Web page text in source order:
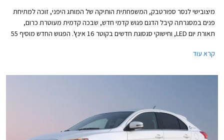
מיצובישי לנסר ספורטבק, המשפחתית הותיקה של המותג היפני, זוכה למתיחת
פנים במסגרתה קיבל הדגם פגוש קדמי חדש, שבכה קדמית מעוטרת כרום,
תאורת יום LED, וחישוקי סגסוגת חדשים בקוטר 16 אינץ'. הפגוש החדש מוסיף 55
תא הנוסעים לוטש וזכה לתא אחסון חדש בדשבורד וריפודי בד חדשים. יחידת
המשודך לתיבת הילוכים רציפה בעלת שליטה ידנית מגלגל ההגה.
קרא עוד